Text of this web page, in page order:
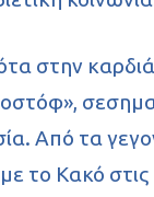
στην
Από τα
το Κακό